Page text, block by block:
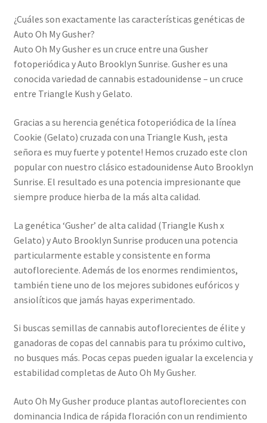
¿Cuáles son exactamente las características genéticas de
Auto Oh My Gusher?
Auto Oh My Gusher es un cruce entre una Gusher
fotoperiódica y Auto Brooklyn Sunrise. Gusher es una
conocida variedad de cannabis estadounidense – un cruce
entre Triangle Kush y Gelato.
Gracias a su herencia genética fotoperiódica de la línea
Cookie (Gelato) cruzada con una Triangle Kush, ¡esta
señora es muy fuerte y potente! Hemos cruzado este clon
popular con nuestro clásico estadounidense Auto Brooklyn
Sunrise. El resultado es una potencia impresionante que
siempre produce hierba de la más alta calidad.
La genética ‘Gusher’ de alta calidad (Triangle Kush x
Gelato) y Auto Brooklyn Sunrise producen una potencia
particularmente estable y consistente en forma
autofloreciente. Además de los enormes rendimientos,
también tiene uno de los mejores subidones eufóricos y
ansiolíticos que jamás hayas experimentado.
Si buscas semillas de cannabis autoflorecientes de élite y
ganadoras de copas del cannabis para tu próximo cultivo,
no busques más. Pocas cepas pueden igualar la excelencia y
estabilidad completas de Auto Oh My Gusher.
Auto Oh My Gusher produce plantas autoflorecientes con
dominancia Indica de rápida floración con un rendimiento